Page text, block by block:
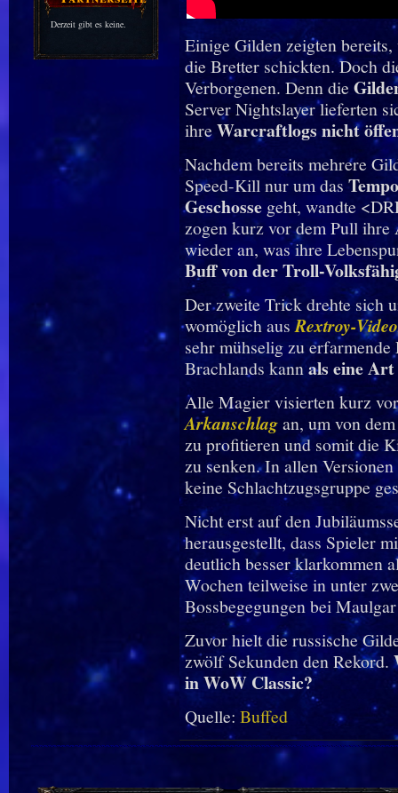
Derzeit gibt es keine.
Einige Gilden zeigten
die Bretter schickten. Doch
Verborgenen. Denn die
Server Nightslayer lieferten
ihreWarcraftlogs nicht
Nachdem bereits mehrere
Speed-Kill nur um das
Geschossegeht, wandte
zogen kurz vor dem Pull ihre
wieder an, was ihre
Buff von der Troll-
Der zweite Trick drehte sich
womöglich ausRextroy-
sehr mühselig zu erfarmende
Brachlands kannals eine
Alle Magier visierten kurz
Arkanschlagan, um von dem
zu profitieren und somit die
zu senken. In allen
keine Schlachtzugsgruppe
Nicht erst auf den
herausgestellt, dass Spieler
deutlich besser klarkommen
Wochen teilweise in unter
Bossbegegungen bei
Zuvor hielt die russische
zwölf Sekunden den Rekord.
in WoW Classic?
Quelle: Buffed